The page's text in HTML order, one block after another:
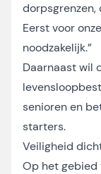
Eerst voor
noodzakelijk.”
Daarnaast wil
senioren en
starters.
Veiligheid
Op het gebied